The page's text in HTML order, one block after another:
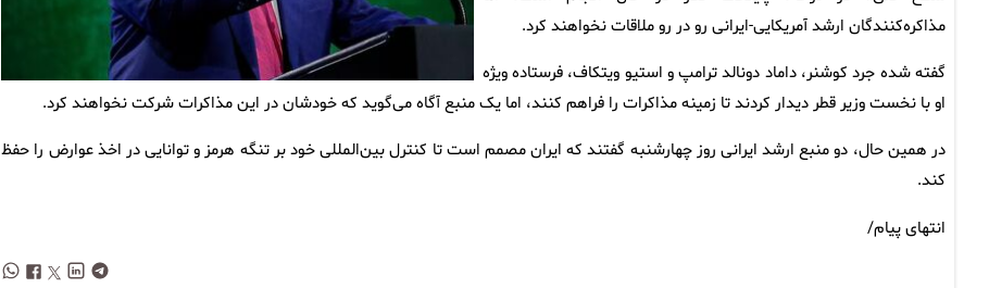
مذاکره‌کنندگان ارشد آمریکایی-ایرانی رو در رو ملاقات نخواهند کرد.
گفته شده جرد کوشنر، داماد دونالد ترامپ و استیو ویتکاف، فرستاده ویژه
او با نخست وزیر قطر دیدار کردند تا زمینه مذاکرات را فراهم کنند، اما یک منبع آگاه می‌گوید که خودشان در این مذاکرات شرکت نخواهند کرد.
در همین حال، دو منبع ارشد ایرانی روز چهارشنبه گفتند که ایران مصمم است تا کنترل بین‌المللی خود بر تنگه هرمز و توانایی در اخذ عوارض را حفظ
کند.
انتهای پیام/